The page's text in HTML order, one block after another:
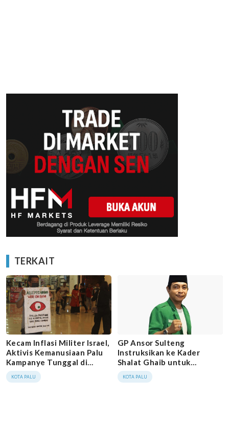
TERKAIT
Kecam Inflasi Militer Israel,
Aktivis Kemanusiaan Palu
Kampanye Tunggal di
Grand Mall Kota Palu
KOTA PALU
GP Ansor Sulteng
Instruksikan ke Kader
Shalat Ghaib untuk
Syuhada di Palestina
KOTA PALU